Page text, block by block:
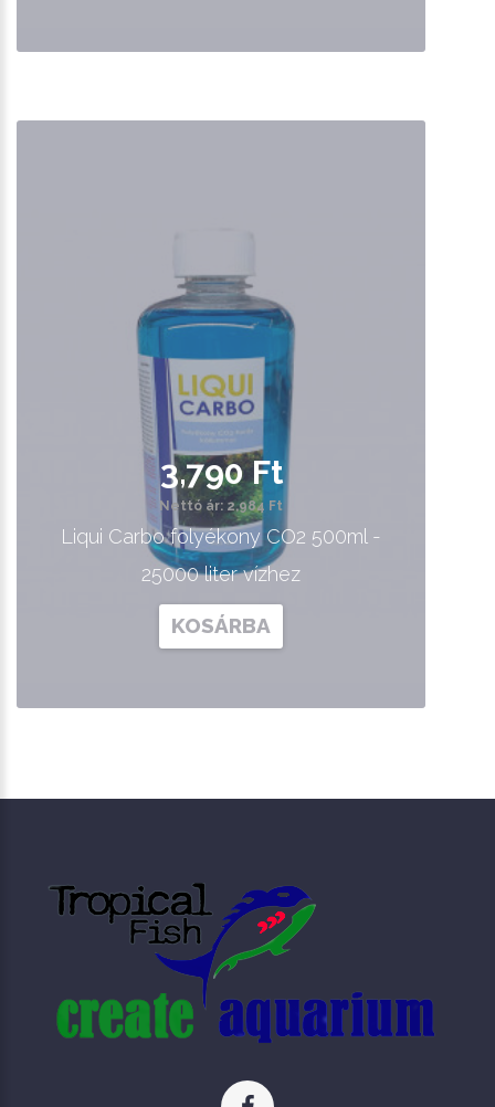
3,790 Ft
Nettó ár: 2,984 Ft
Liqui Carbo folyékony CO2 500ml -
25000 liter vízhez
KOSÁRBA